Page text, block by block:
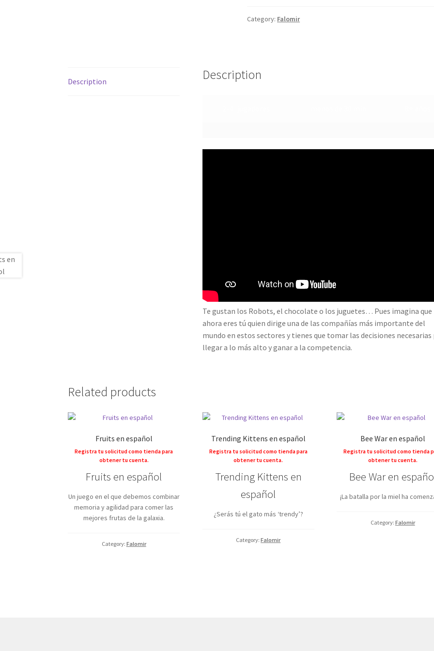
Category: Falomir
Description Description
Te gustan los Robots, el chocolate o los juguetes… Pues imagina que
ahora eres tú quien dirige una de las compañías más importante del
mundo en estos sectores y tienes que tomar las decisiones necesarias
llegar a lo más alto y ganar a la competencia.
Related products
Fruits en español
Registra tu solicitud como tienda para
obtener tu cuenta.
Fruits en español
Un juego en el que debemos combinar
memoria y agilidad para comer las
mejores frutas de la galaxia.
Category: Falomir
Trending Kittens en español
Registra tu solicitud como tienda para
obtener tu cuenta.
Trending Kittens en
español
¿Serás tú el gato más ‘trendy’?
Category:Falomir
Bee War en español
Registra tu solicitud como tienda
obtener tu cuenta.
Bee War en
¡La batalla por la miel ha
Category: Falomir